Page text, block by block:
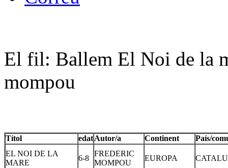
El fil: Ballem El Noi de la
mompou
Títol edatAutor/a Continent
País/
EL NOI DE LA
MARE
6-8
FREDERIC
MOMPOU
EUROPA